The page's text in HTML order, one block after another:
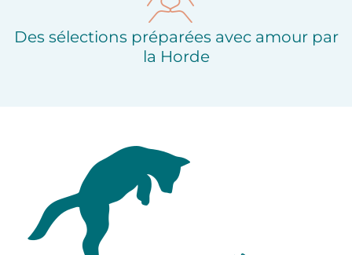
Des sélections préparées avec amour par
la Horde